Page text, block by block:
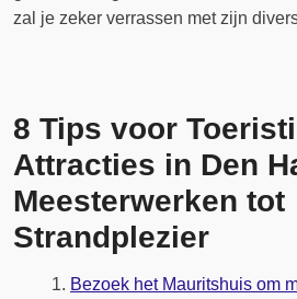
zal je zeker verrassen met zijn
8 Tips voor
Attracties in Den
Meesterwerken tot
Strandplezier
Bezoek het Mauritshuis om